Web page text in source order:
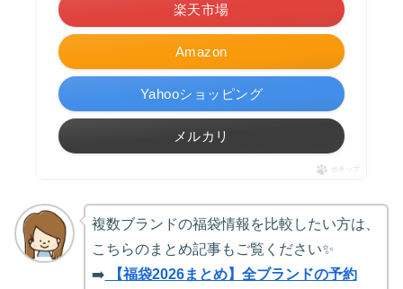
Amazon
楽天市場
Yahooショッピング
メルカリ
ポチップ
複数ブランドの福袋情報を比較したい方は、
こちらのまとめ記事もご覧ください✨
➡️ 【福袋2026まとめ】全ブランドの予約